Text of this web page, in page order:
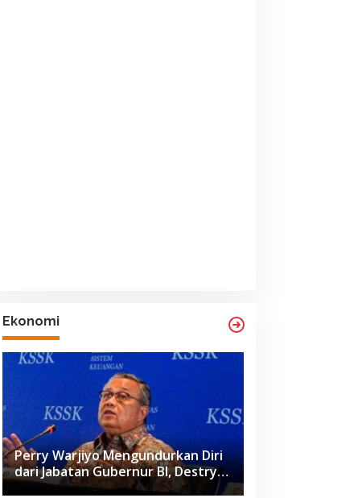
Ekonomi
Perry Warjiyo Mengundurkan Diri
dari Jabatan Gubernur BI, Destry
Damayanti Jadi Pejabat Sementara